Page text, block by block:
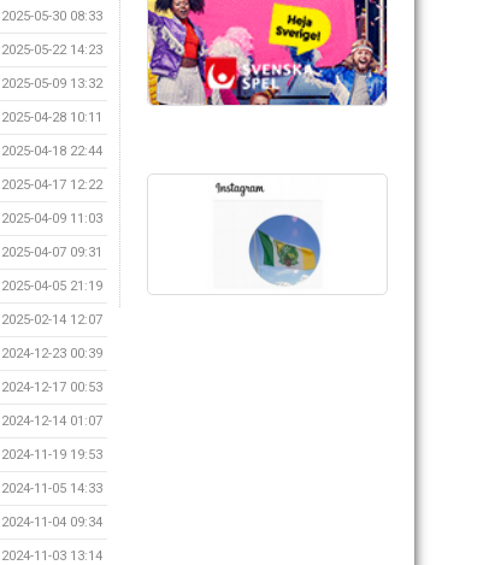
2025-05-30 08:33
2025-05-22 14:23
2025-05-09 13:32
2025-04-28 10:11
2025-04-18 22:44
2025-04-17 12:22
2025-04-09 11:03
2025-04-07 09:31
2025-04-05 21:19
2025-02-14 12:07
2024-12-23 00:39
2024-12-17 00:53
2024-12-14 01:07
2024-11-19 19:53
2024-11-05 14:33
2024-11-04 09:34
2024-11-03 13:14